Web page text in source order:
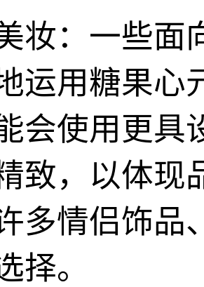
妆：一些面
运用糖果心
会使用更具
致，以体现
多情侣饰品
择。